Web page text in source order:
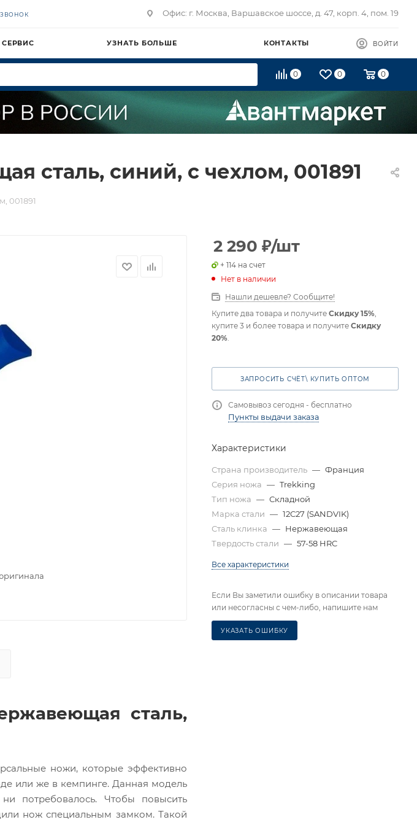
ЗВОНОК Офис: г. Москва, Варшавское шоссе, д. 47, корп. 4, пом. 19
СЕРВИС УЗНАТЬ БОЛЬШЕ КОНТАКТЫ ВОЙТИ
0 0 0
сталь, синий, с чехлом, 001891
001891
сталь,
ножи, которые эффективно
или же в кемпинге. Данная модель
потребовалось. Чтобы повысить
нож специальным замком. Такой
2 290 ₽/шт
+ 114 на счет
Нет в наличии
Нашли дешевле? Сообщите!
Купите два товара и получите Скидку 15%
купите 3 и более товара и получите Скидку
20%
ЗАПРОСИТЬ СЧЁТ\ КУПИТЬ ОПТОМ
Самовывоз сегодня - бесплатно
Пункты выдачи заказа
Характеристики
Страна производитель — Франция
Серия ножа — Trekking
Тип ножа — Складной
Марка стали — 12C27 (SANDVIK)
Сталь клинка — Нержавеющая
Твердость стали — 57-58 HRC
Все характеристики
Если Вы заметили ошибку в описании товара
или несогласны с чем-либо, напишите нам
УКАЗАТЬ ОШИБКУ